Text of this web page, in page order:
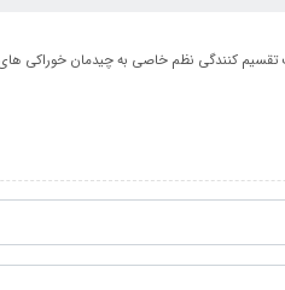
کنندگی نظم خاصی به چیدمان خوراکی